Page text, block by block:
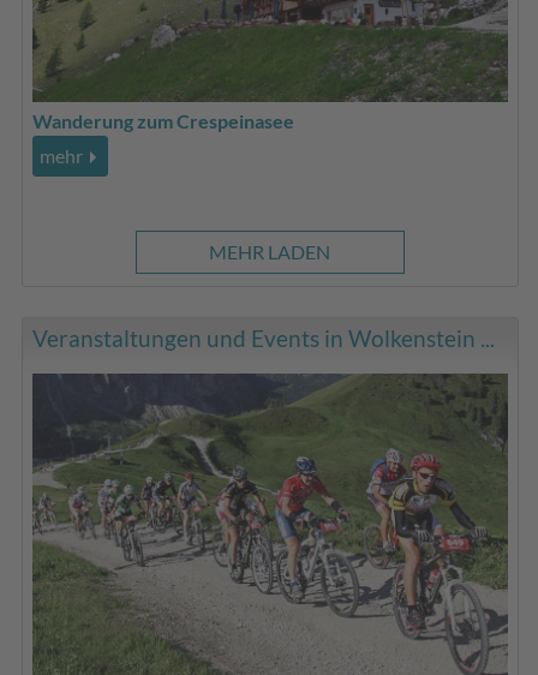
Wanderung zum Crespeinasee
mehr
MEHR LADEN
Veranstaltungen und Events in Wolkenstein ...